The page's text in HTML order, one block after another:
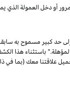
أو دخل العمولة
حد كبير مسموح به
باستثناء هذا
معك (بما في ذلك